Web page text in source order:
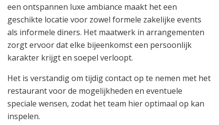
een ontspannen luxe ambiance maakt het een
geschikte locatie voor zowel formele zakelijke events
als informele diners. Het maatwerk in arrangementen
zorgt ervoor dat elke bijeenkomst een persoonlijk
karakter krijgt en soepel verloopt.
Het is verstandig om tijdig contact op te nemen met het
restaurant voor de mogelijkheden en eventuele
speciale wensen, zodat het team hier optimaal op kan
inspelen.